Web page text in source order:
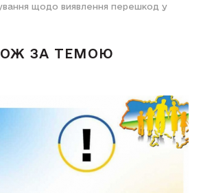
щодо виявлення перешкод у
ЗА ТЕМОЮ